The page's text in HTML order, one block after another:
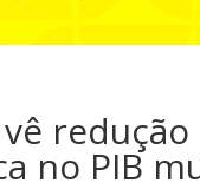
redução
no PIB